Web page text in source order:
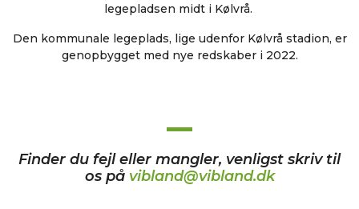
legepladsen midt i Kølvrå.
Den kommunale legeplads, lige udenfor Kølvrå stadion, er
genopbygget med nye redskaber i 2022.
Finder du fejl eller mangler, venligst skriv til
os på vibland@vibland.dk